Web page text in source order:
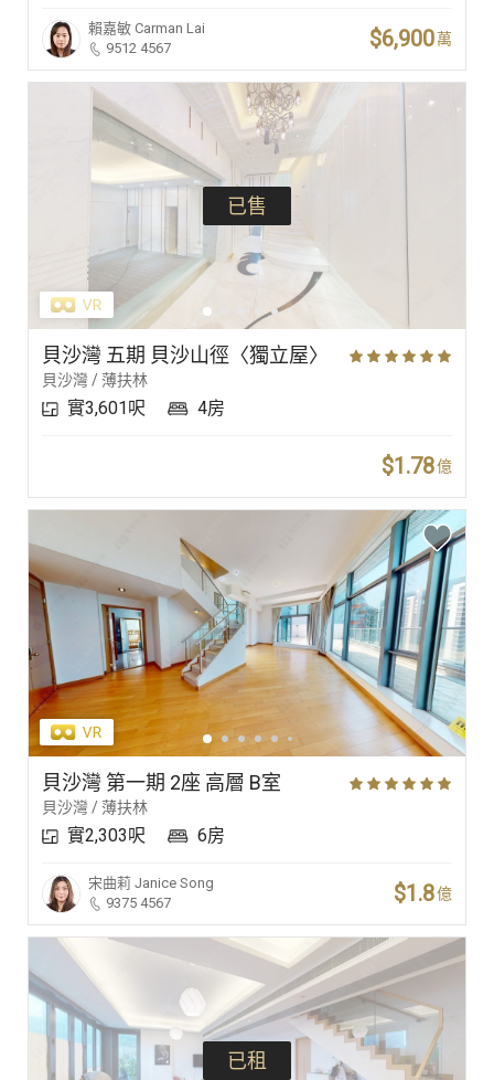
賴嘉敏 Carman Lai
9512 4567
$6,900萬
已售
貝沙灣 五期 貝沙山徑〈獨立屋〉
貝沙灣 / 薄扶林
實3,601呎 4房
$1.78億
貝沙灣 第一期 2座 高層 B室
貝沙灣 / 薄扶林
實2,303呎 6房
宋曲莉 Janice Song
9375 4567
$1.8億
已租